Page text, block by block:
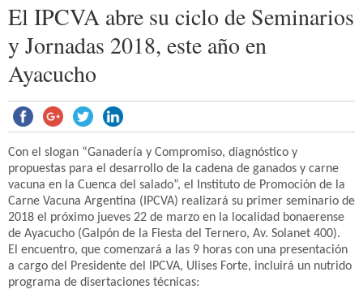
El IPCVA abre su ciclo de Seminarios
y Jornadas 2018, este año en
Ayacucho
Con el slogan “Ganadería y Compromiso, diagnóstico y
propuestas para el desarrollo de la cadena de ganados y carne
vacuna en la Cuenca del salado”, el Instituto de Promoción de la
Carne Vacuna Argentina (IPCVA) realizará su primer seminario de
2018 el próximo jueves 22 de marzo en la localidad bonaerense
de Ayacucho (Galpón de la Fiesta del Ternero, Av. Solanet 400).
El encuentro, que comenzará a las 9 horas con una presentación
a cargo del Presidente del IPCVA, Ulises Forte, incluirá un nutrido
programa de disertaciones técnicas: